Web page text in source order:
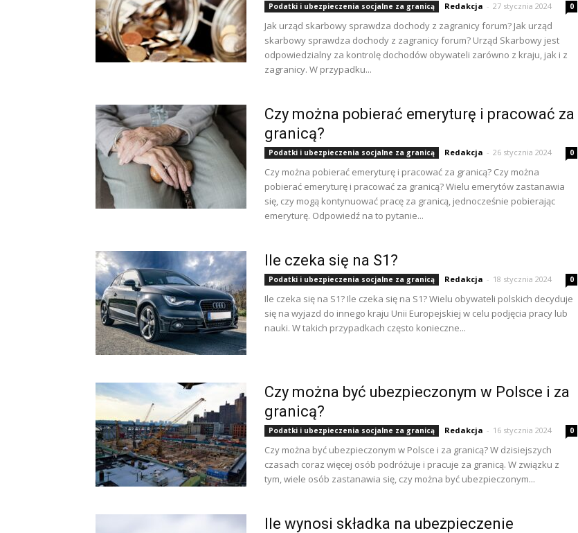
Podatki i ubezpieczenia socjalne za granicą Redakcja - 27 stycznia 2024 0
Jak urząd skarbowy sprawdza dochody z zagranicy forum? Jak urząd
skarbowy sprawdza dochody z zagranicy forum? Urząd Skarbowy jest
odpowiedzialny za kontrolę dochodów obywateli zarówno z kraju, jak i z
zagranicy. W przypadku...
Czy można pobierać emeryturę i pracować za
granicą?
Podatki i ubezpieczenia socjalne za granicą Redakcja - 26 stycznia 2024 0
Czy można pobierać emeryturę i pracować za granicą? Czy można
pobierać emeryturę i pracować za granicą? Wielu emerytów zastanawia
się, czy mogą kontynuować pracę za granicą, jednocześnie pobierając
emeryturę. Odpowiedź na to pytanie...
Ile czeka się na S1?
Podatki i ubezpieczenia socjalne za granicą Redakcja - 18 stycznia 2024 0
Ile czeka się na S1? Ile czeka się na S1? Wielu obywateli polskich decyduje
się na wyjazd do innego kraju Unii Europejskiej w celu podjęcia pracy lub
nauki. W takich przypadkach często konieczne...
Czy można być ubezpieczonym w Polsce i za
granicą?
Podatki i ubezpieczenia socjalne za granicą Redakcja - 16 stycznia 2024 0
Czy można być ubezpieczonym w Polsce i za granicą? W dzisiejszych
czasach coraz więcej osób podróżuje i pracuje za granicą. W związku z
tym, wiele osób zastanawia się, czy można być ubezpieczonym...
Ile wynosi składka na ubezpieczenie